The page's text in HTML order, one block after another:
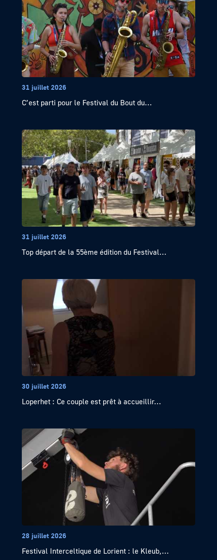
31 juillet 2026
C’est parti pour le Festival du Bout du...
31 juillet 2026
Top départ de la 55ème édition du Festival...
30 juillet 2026
Loperhet : Ce couple est prêt à accueillir...
28 juillet 2026
Festival Interceltique de Lorient : le Kleub,...